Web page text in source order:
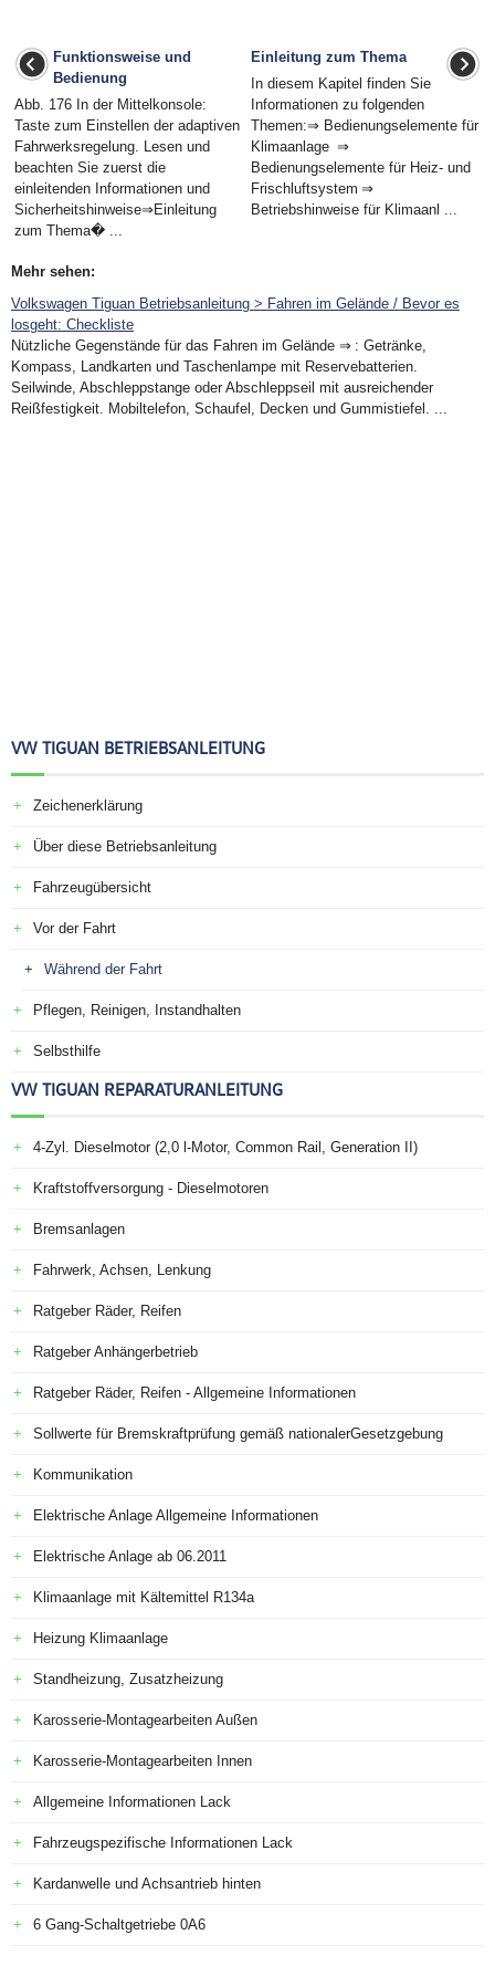
Funktionsweise und
Bedienung
Abb. 176 In der Mittelkonsole:
Taste zum Einstellen der adaptiven
Fahrwerksregelung. Lesen und
beachten Sie zuerst die
einleitenden Informationen und
Sicherheitshinweise⇒Einleitung
zum Thema� ...
Einleitung zum Thema
In diesem Kapitel finden Sie
Informationen zu folgenden
Themen:⇒ Bedienungselemente für
Klimaanlage ⇒
Bedienungselemente für Heiz- und
Frischluftsystem ⇒
Betriebshinweise für Klimaanl ...
Mehr sehen:
Volkswagen Tiguan Betriebsanleitung > Fahren im Gelände / Bevor es
losgeht: Checkliste
Nützliche Gegenstände für das Fahren im Gelände ⇒ : Getränke,
Kompass, Landkarten und Taschenlampe mit Reservebatterien.
Seilwinde, Abschleppstange oder Abschleppseil mit ausreichender
Reißfestigkeit. Mobiltelefon, Schaufel, Decken und Gummistiefel. ...
VW TIGUAN BETRIEBSANLEITUNG
Zeichenerklärung
Über diese Betriebsanleitung
Fahrzeugübersicht
Vor der Fahrt
Während der Fahrt
Pflegen, Reinigen, Instandhalten
Selbsthilfe
VW TIGUAN REPARATURANLEITUNG
4-Zyl. Dieselmotor (2,0 l-Motor, Common Rail, Generation II)
Kraftstoffversorgung - Dieselmotoren
Bremsanlagen
Fahrwerk, Achsen, Lenkung
Ratgeber Räder, Reifen
Ratgeber Anhängerbetrieb
Ratgeber Räder, Reifen - Allgemeine Informationen
Sollwerte für Bremskraftprüfung gemäß nationalerGesetzgebung
Kommunikation
Elektrische Anlage Allgemeine Informationen
Elektrische Anlage ab 06.2011
Klimaanlage mit Kältemittel R134a
Heizung Klimaanlage
Standheizung, Zusatzheizung
Karosserie-Montagearbeiten Außen
Karosserie-Montagearbeiten Innen
Allgemeine Informationen Lack
Fahrzeugspezifische Informationen Lack
Kardanwelle und Achsantrieb hinten
6 Gang-Schaltgetriebe 0A6